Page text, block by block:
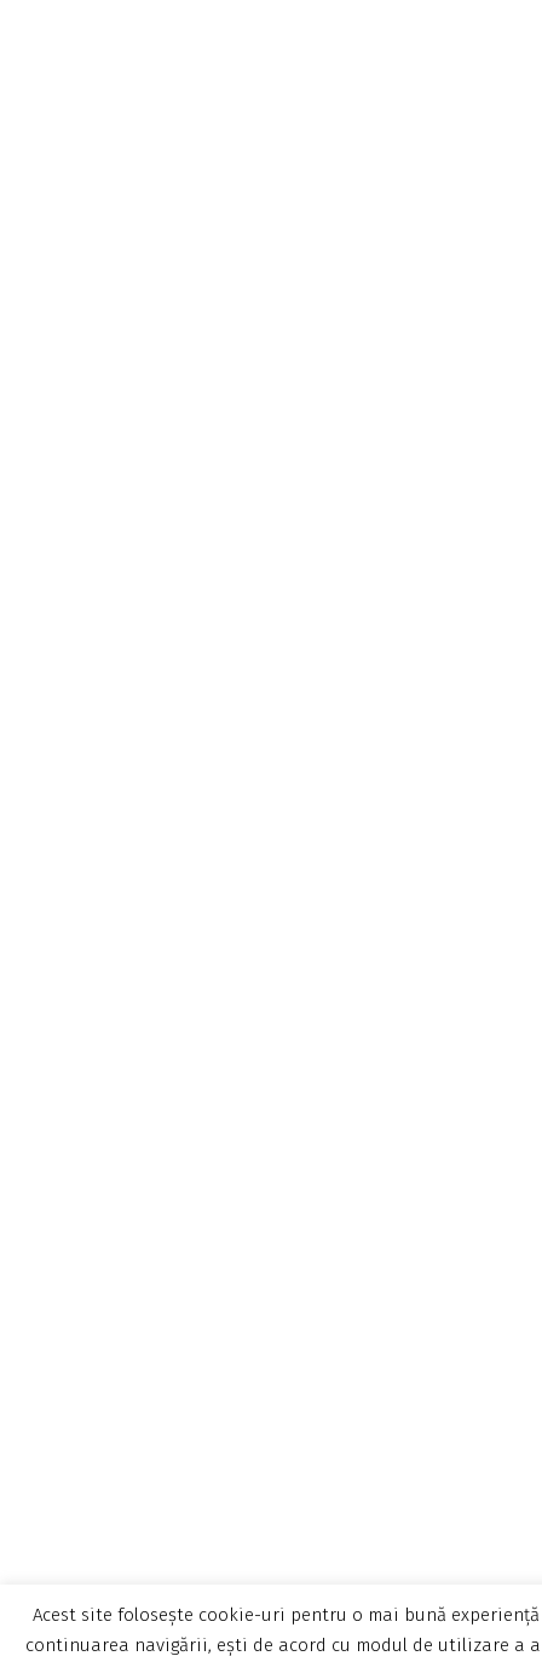
Acest site folosește cookie-uri pentru o mai bună
continuarea navigării, ești de acord cu modul de utilizare a